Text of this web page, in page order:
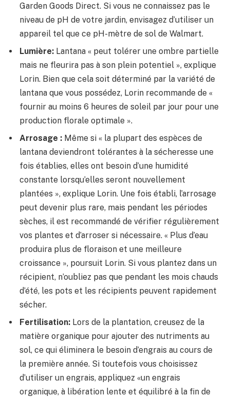
Garden Goods Direct. Si vous ne connaissez pas le
niveau de pH de votre jardin, envisagez d’utiliser un
appareil tel que ce pH-mètre de sol de Walmart.
Lumière: Lantana « peut tolérer une ombre partielle
mais ne fleurira pas à son plein potentiel », explique
Lorin. Bien que cela soit déterminé par la variété de
lantana que vous possédez, Lorin recommande de «
fournir au moins 6 heures de soleil par jour pour une
production florale optimale ».
Arrosage : Même si « la plupart des espèces de
lantana deviendront tolérantes à la sécheresse une
fois établies, elles ont besoin d’une humidité
constante lorsqu’elles seront nouvellement
plantées », explique Lorin. Une fois établi, l’arrosage
peut devenir plus rare, mais pendant les périodes
sèches, il est recommandé de vérifier régulièrement
vos plantes et d’arroser si nécessaire. « Plus d’eau
produira plus de floraison et une meilleure
croissance », poursuit Lorin. Si vous plantez dans un
récipient, n’oubliez pas que pendant les mois chauds
d’été, les pots et les récipients peuvent rapidement
sécher.
Fertilisation: Lors de la plantation, creusez de la
matière organique pour ajouter des nutriments au
sol, ce qui éliminera le besoin d’engrais au cours de
la première année. Si toutefois vous choisissez
d’utiliser un engrais, appliquez «un engrais
organique, à libération lente et équilibré à la fin de